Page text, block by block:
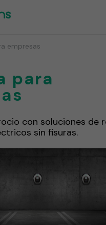
empresas
para
con soluciones de
sin fisuras.